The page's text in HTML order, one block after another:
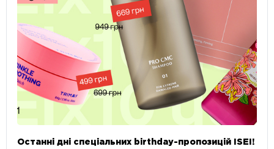
Останні дні спеціальних birthday-пропозицій ISEI!